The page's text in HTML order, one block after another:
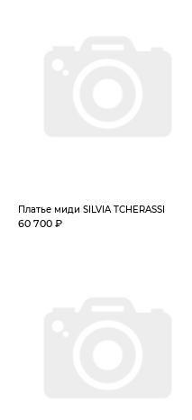
Платье миди SILVIA TCHERASSI
60 700 ₽